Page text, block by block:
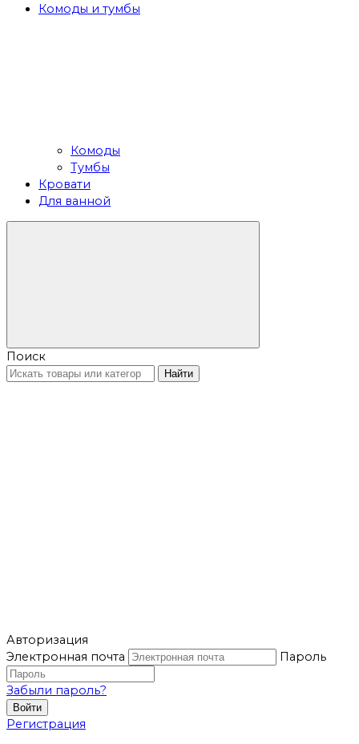
Комоды и тумбы
Комоды
Тумбы
Кровати
Для ванной
Поиск
Найти
Авторизация
Электронная почта
Пароль
Забыли пароль?
Войти
Регистрация